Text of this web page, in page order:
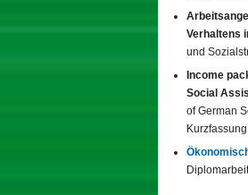
Verhaltens
und
Income
Social
of German